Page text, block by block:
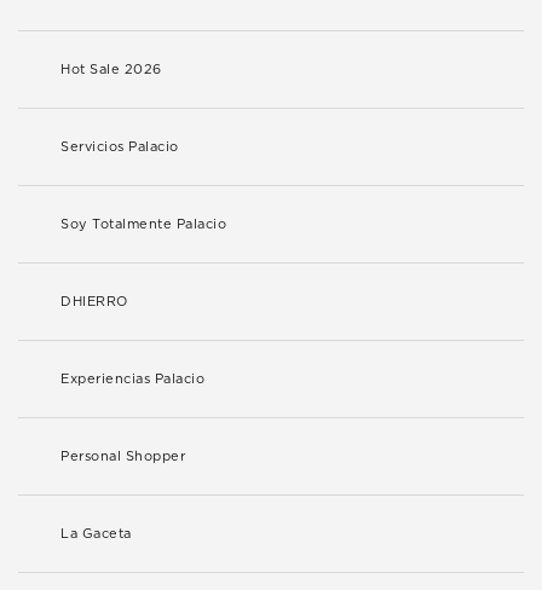
Hot Sale 2026
Servicios Palacio
Soy Totalmente Palacio
DHIERRO
Experiencias Palacio
Personal Shopper
La Gaceta